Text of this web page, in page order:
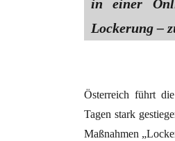
in einer
Lockerung –
Österreich führt die
Tagen stark
Maßnahmen